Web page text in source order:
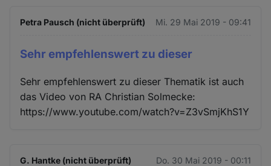
Petra Pausch (nicht überprüft) Mi. 29 Mai 2019 - 09:41
Sehr empfehlenswert zu dieser
Sehr empfehlenswert zu dieser Thematik ist auch
das Video von RA Christian Solmecke:
https://www.youtube.com/watch?v=Z3vSmjKhS1Y
G. Hantke (nicht überprüft) Do. 30 Mai 2019 - 00:11